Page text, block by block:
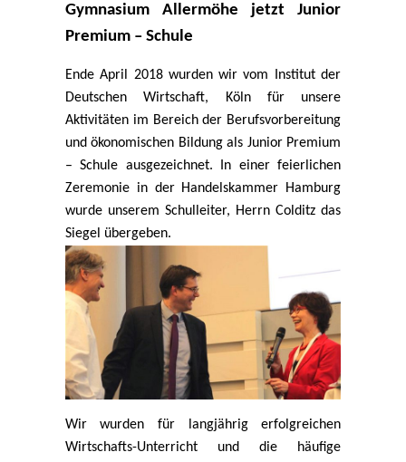
Gymnasium Allermöhe jetzt Junior
Premium – Schule
Ende April 2018 wurden wir vom Institut der
Deutschen Wirtschaft, Köln für unsere
Aktivitäten im Bereich der Berufsvorbereitung
und ökonomischen Bildung als Junior Premium
– Schule ausgezeichnet. In einer feierlichen
Zeremonie in der Handelskammer Hamburg
wurde unserem Schulleiter, Herrn Colditz das
Siegel übergeben.
Wir wurden für langjährig erfolgreichen
Wirtschafts-Unterricht und die häufige